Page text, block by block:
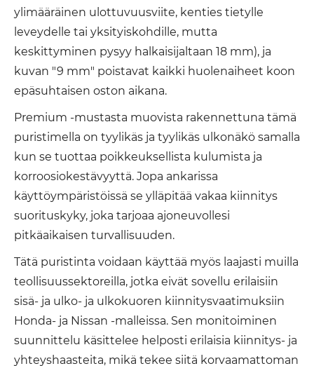
ylimääräinen ulottuvuusviite, kenties tietylle
leveydelle tai yksityiskohdille, mutta
keskittyminen pysyy halkaisijaltaan 18 mm), ja
kuvan "9 mm" poistavat kaikki huolenaiheet koon
epäsuhtaisen oston aikana.
Premium -mustasta muovista rakennettuna tämä
puristimella on tyylikäs ja tyylikäs ulkonäkö samalla
kun se tuottaa poikkeuksellista kulumista ja
korroosiokestävyyttä. Jopa ankarissa
käyttöympäristöissä se ylläpitää vakaa kiinnitys
suorituskyky, joka tarjoaa ajoneuvollesi
pitkäaikaisen turvallisuuden.
Tätä puristinta voidaan käyttää myös laajasti muilla
teollisuussektoreilla, jotka eivät sovellu erilaisiin
sisä- ja ulko- ja ulkokuoren kiinnitysvaatimuksiin
Honda- ja Nissan -malleissa. Sen monitoiminen
suunnittelu käsittelee helposti erilaisia ​​kiinnitys- ja
yhteyshaasteita, mikä tekee siitä korvaamattoman